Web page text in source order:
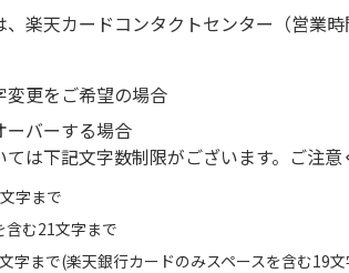
楽天カードコンタクトセンター（営業
変更をご希望の場合
ーバーする場合
は下記文字数制限がございます。ご注意
字まで
む21文字まで
字まで(楽天銀行カードのみスペースを含む19